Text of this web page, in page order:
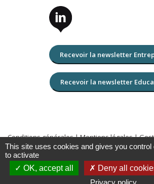
Recevoir la newsletter
Recevoir la newsletter
Conditions générales|Mentions légales|
Copyright 2026 TBI-
This site uses cookies and gives you
to activate
OK, accept all
Deny all
Privacy policy